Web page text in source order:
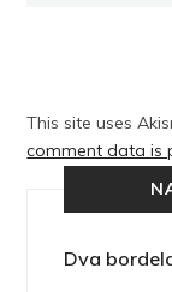
This site uses
comment data is
Dva